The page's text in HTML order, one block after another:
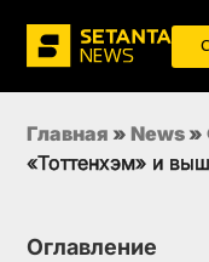
Главная » News »
«Тоттенхэм» и
Оглавление